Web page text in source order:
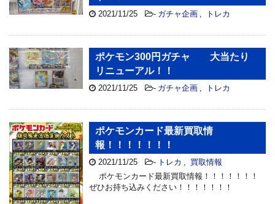
2021/11/25 - ガチャ企画 トレカ
ポケモン300円ガチャ 大当たり
リニューアル！！
2021/11/25 - ガチャ企画 トレカ
ポケモンカード最新買取情
報！！！！！！！
2021/11/25 - トレカ
買取情報
ポケモンカード最新買取情報！！！！！！！
ぜひお持ち込みください！！！！！！！